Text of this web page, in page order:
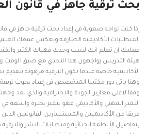
بحث ترقية جاهز في قانون
إذا كنت تواجه صعوبة في إعداد بحث ترقية جاهز في
المتطلبات الأكاديمية الصارمة ويعكس عمقك
فعليك ان تعلم انك لست وحدك فهناك الكثير
هيئة التدريس يواجهون هذا التحدي مع ضيق الوقت
الأكاديمية خاصة عندما تكون الترقية مرهونة
وهنا ياتى دور مكتبنا المتخصص في إعداد بحوث
وفقا لاعلى معايير الجودة والاحترافية والذي يعد
التميز المهني والأكاديمي فهو يتميز بخبرة واسعة
فريقا من الأكاديميين والمستشارين القانونيين الذين
بتفاصيل الأنظمة الجنائية ومتطلبات النشر والترقية